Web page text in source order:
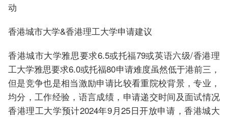
动
香港城市大学&香港理工大学申请建议
香港城市大学雅思要求6.5或托福79或英语六级/香港理
工大学雅思要求6.0或托福80申请难度虽然低于港前三，
但是竞争也是相当激励申请比较看重院校背景，专业，
均分，工作经验，语言成绩，申请递交时间及面试情况
香港理工大学预计2024年9月25日开放申请，香港城大